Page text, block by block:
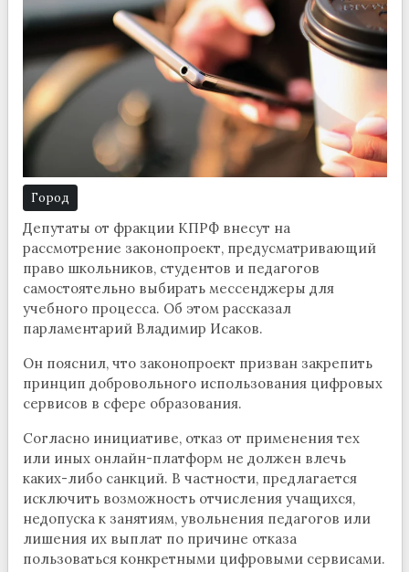
Город
Депутаты от фракции КПРФ внесут на
рассмотрение законопроект, предусматривающий
право школьников, студентов и педагогов
самостоятельно выбирать мессенджеры для
учебного процесса. Об этом рассказал
парламентарий Владимир Исаков.
Он пояснил, что законопроект призван закрепить
принцип добровольного использования цифровых
сервисов в сфере образования.
Согласно инициативе, отказ от применения тех
или иных онлайн-платформ не должен влечь
каких-либо санкций. В частности, предлагается
исключить возможность отчисления учащихся,
недопуска к занятиям, увольнения педагогов или
лишения их выплат по причине отказа
пользоваться конкретными цифровыми сервисами.